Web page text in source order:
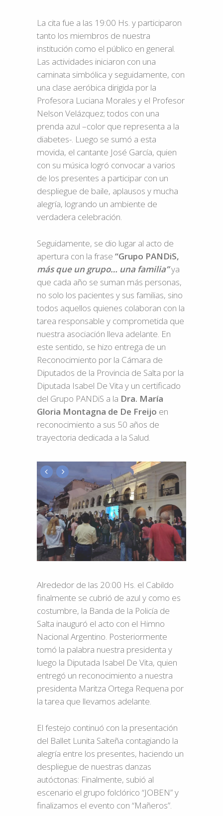
La cita fue a las 19:00 Hs. y participaron
tanto los miembros de nuestra
institución como el público en general.
Las actividades iniciaron con una
caminata simbólica y seguidamente, con
una clase aeróbica dirigida por la
Profesora Luciana Morales y el Profesor
Nelson Velázquez; todos con una
prenda azul –color que representa a la
diabetes-. Luego se sumó a esta
movida, el cantante José García, quien
con su música logró convocar a varios
de los presentes a participar con un
despliegue de baile, aplausos y mucha
alegría, logrando un ambiente de
verdadera celebración.
Seguidamente, se dio lugar al acto de
apertura con la frase “Grupo PANDiS,
más que un grupo… una familia”ya
que cada año se suman más personas,
no solo los pacientes y sus familias, sino
todos aquellos quienes colaboran con la
tarea responsable y comprometida que
nuestra asociación lleva adelante. En
este sentido, se hizo entrega de un
Reconocimiento por la Cámara de
Diputados de la Provincia de Salta por la
Diputada Isabel De Vita y un certificado
del Grupo PANDiS a la Dra. María
Gloria Montagna de De Freijo en
reconocimiento a sus 50 años de
trayectoria dedicada a la Salud.
Alrededor de las 20:00 Hs. el Cabildo
finalmente se cubrió de azul y como es
costumbre, la Banda de la Policía de
Salta inauguró el acto con el Himno
Nacional Argentino. Posteriormente
tomó la palabra nuestra presidenta y
luego la Diputada Isabel De Vita, quien
entregó un reconocimiento a nuestra
presidenta Maritza Ortega Requena por
la tarea que llevamos adelante.
El festejo continuó con la presentación
del Ballet Lunita Salteña contagiando la
alegría entre los presentes, haciendo un
despliegue de nuestras danzas
autóctonas: Finalmente, subió al
escenario el grupo folclórico “JOBEN” y
finalizamos el evento con “Mañeros”.